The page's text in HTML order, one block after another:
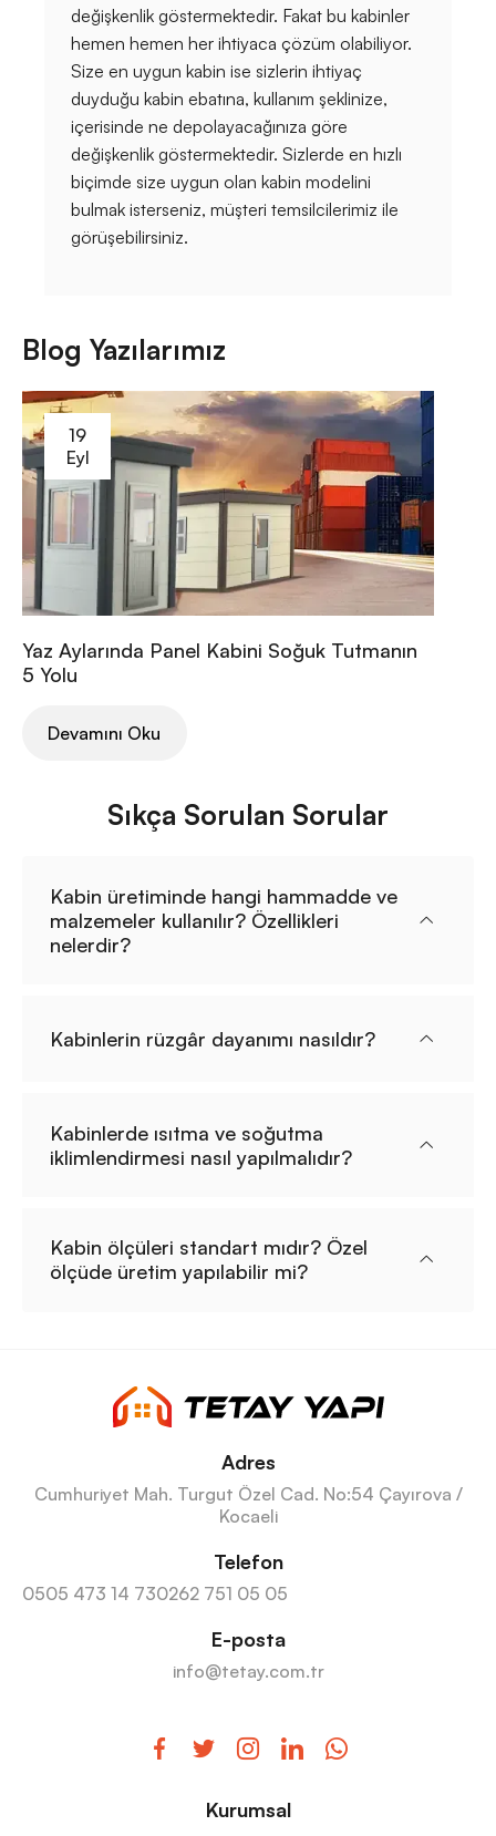
değişkenlik göstermektedir. Fakat bu kabinler
hemen hemen her ihtiyaca çözüm olabiliyor.
Size en uygun kabin ise sizlerin ihtiyaç
duyduğu kabin ebatına, kullanım şeklinize,
içerisinde ne depolayacağınıza göre
değişkenlik göstermektedir. Sizlerde en hızlı
biçimde size uygun olan kabin modelini
bulmak isterseniz, müşteri temsilcilerimiz ile
görüşebilirsiniz.
Blog Yazılarımız
19
Eyl
Yaz Aylarında Panel Kabini Soğuk Tutmanın
5 Yolu
Devamını Oku
Sıkça Sorulan Sorular
Kabin üretiminde hangi hammadde ve
malzemeler kullanılır? Özellikleri
nelerdir?
Kabinlerin rüzgâr dayanımı nasıldır?
Kabinlerde ısıtma ve soğutma
iklimlendirmesi nasıl yapılmalıdır?
Kabin ölçüleri standart mıdır? Özel
ölçüde üretim yapılabilir mi?
Adres
Cumhuriyet Mah. Turgut Özel Cad. No:54 Çayırova /
Kocaeli
Telefon
0505 473 14 730262 751 05 05
E-posta
info@tetay.com.tr
Kurumsal